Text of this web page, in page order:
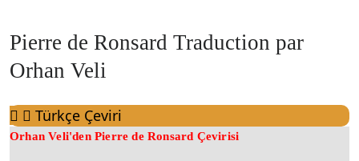
Pierre de Ronsard Traduction par
Orhan Veli
Türkçe Çeviri
Orhan Veli'den Pierre de Ronsard Çevirisi